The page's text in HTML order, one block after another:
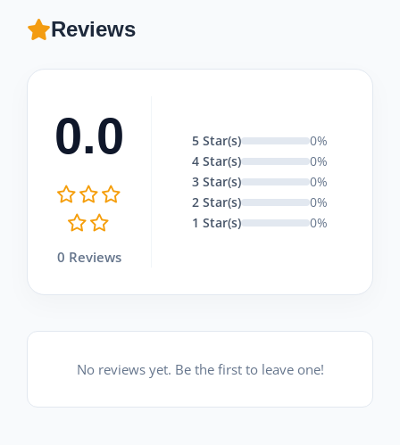
Reviews
0.0
0 Reviews
5 Star(s)
0%
4 Star(s)
0%
3 Star(s)
0%
2 Star(s)
0%
1 Star(s)
0%
No reviews yet. Be the first to leave one!